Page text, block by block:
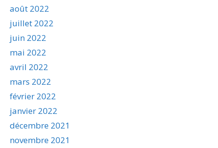
août 2022
juillet 2022
juin 2022
mai 2022
avril 2022
mars 2022
février 2022
janvier 2022
décembre 2021
novembre 2021